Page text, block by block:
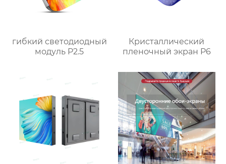
гибкий светодиодный
модуль P2.5
Кристаллический
пленочный экран P6